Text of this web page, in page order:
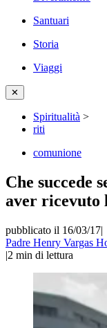
Santuari
Storia
Viaggi
✕
Spiritualità >
riti
comunione
Che succede
aver ricevuto
pubblicato il 16/03/17|
Padre Henry Vargas
|2 min di lettura